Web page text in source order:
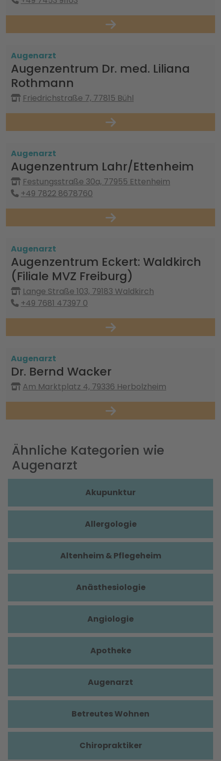
Augenarzt
Augenzentrum Dr. med. Liliana
Rothmann
Friedrichstraße 7, 77815 Bühl
Augenarzt
Augenzentrum Lahr/Ettenheim
Festungsstraße 30a, 77955 Ettenheim
+49 7822 8678760
Augenarzt
Augenzentrum Eckert: Waldkirch
(Filiale MVZ Freiburg)
Lange Straße 103, 79183 Waldkirch
+49 7681 47397 0
Augenarzt
Dr. Bernd Wacker
Am Marktplatz 4, 79336 Herbolzheim
Ähnliche Kategorien wie
Augenarzt
Akupunktur
Allergologie
Altenheim & Pflegeheim
Anästhesiologie
Angiologie
Apotheke
Augenarzt
Betreutes Wohnen
Chiropraktiker